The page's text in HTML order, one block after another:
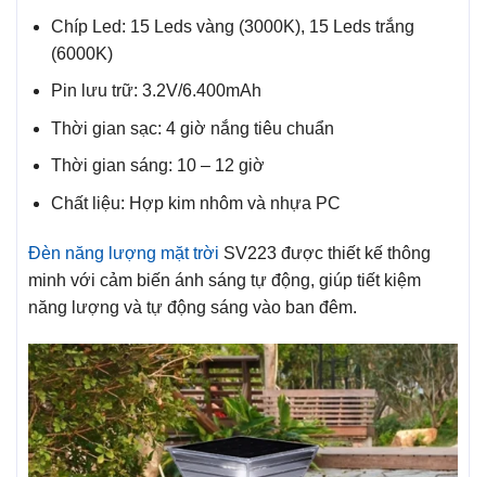
Chíp Led: 15 Leds vàng (3000K), 15 Leds trắng
(6000K)
Pin lưu trữ: 3.2V/6.400mAh
Thời gian sạc: 4 giờ nắng tiêu chuẩn
Thời gian sáng: 10 – 12 giờ
Chất liệu: Hợp kim nhôm và nhựa PC
Đèn năng lượng mặt trời SV223 được thiết kế thông
minh với cảm biến ánh sáng tự động, giúp tiết kiệm
năng lượng và tự động sáng vào ban đêm.